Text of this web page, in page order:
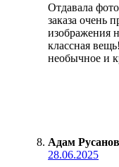
Отдавала
заказа очень
изображения
классная
необычное и
Адам Русанов
28.06.2025